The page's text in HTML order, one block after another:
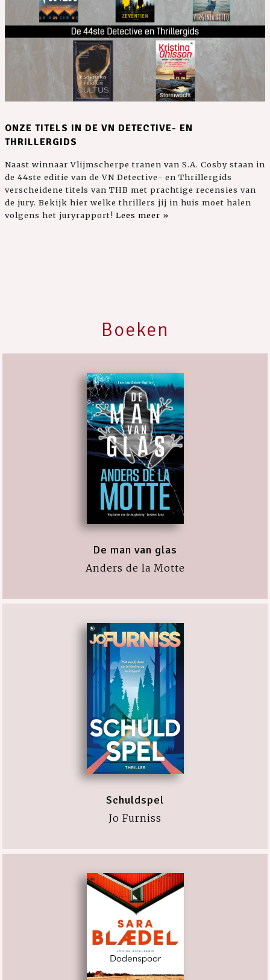
ONZE TITELS IN DE VN DETECTIVE- EN
THRILLERGIDS
Naast winnaar Vlijmscherpe tranen van S.A. Cosby staan in
de 44ste editie van de VN Detective- en Thrillergids
verscheidene titels van THB met prachtige recensies van
de jury. Bekijk hier welke thrillers jij in huis moet halen
volgens het juryrapport! Lees meer »
Boeken
De man van glas
Anders de la Motte
Schuldspel
Jo Furniss